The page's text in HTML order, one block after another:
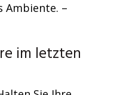
Ambiente. –
im letzten